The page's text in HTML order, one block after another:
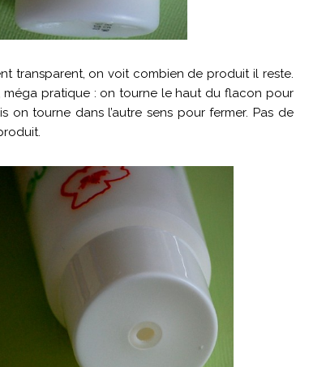
transparent, on voit combien de produit il reste.
méga pratique : on tourne le haut du flacon pour
tourne dans l’autre sens pour fermer. Pas de